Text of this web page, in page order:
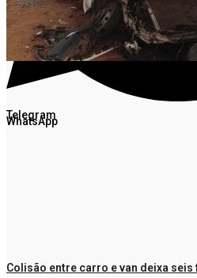
Facebook
Twitter
WhatsApp
Telegram
Colisão entre carro e van deixa seis